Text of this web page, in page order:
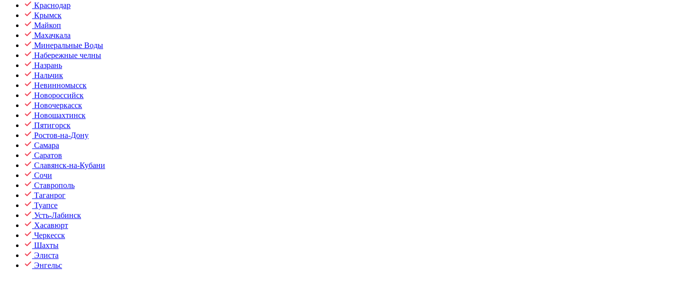
Краснодар
Крымск
Майкоп
Махачкала
Минеральные Воды
Набережные челны
Назрань
Нальчик
Невинномысск
Новороссийск
Новочеркасск
Новошахтинск
Пятигорск
Ростов-на-Дону
Самара
Саратов
Славянск-на-Кубани
Сочи
Ставрополь
Таганрог
Туапсе
Усть-Лабинск
Хасавюрт
Черкесск
Шахты
Элиста
Энгельс